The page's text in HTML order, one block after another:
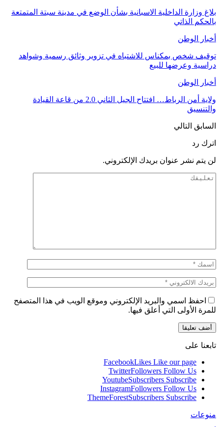
بلاغ وزارة الداخلية الاسبانية بشأن الوضع في مدينة سبتة المتمتعة
بالحكم الذاتي
أخبار الوطن
توقيف شخص بمكناس للاشتباه في تزوير وثائق رسمية وشواهد
دراسية وعرضها للبيع
أخبار الوطن
ولاية أمن الرباط… افتتاح الجيل الثاني 2.0 من قاعة القيادة
والتنسيق
السابق التالي
اترك رد
لن يتم نشر عنوان بريدك الإلكتروني.
احفظ اسمي والبريد الإلكتروني وموقع الويب في هذا المتصفح
للمرة الأولى التي أعلق فيها.
تابعنا على
FacebookLikes Like our page
TwitterFollowers Follow Us
YoutubeSubscribers Subscribe
InstagramFollowers Follow Us
ThemeForestSubscribers Subscribe
منوعات